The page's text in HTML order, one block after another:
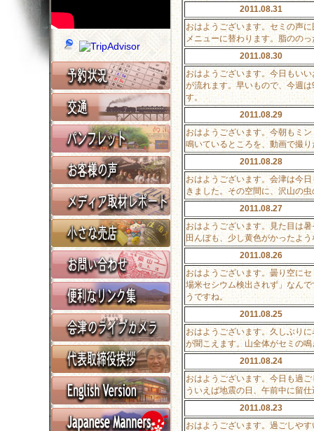
2011.08.31
おはようございます。セミの声
メニューに替わります。脂のの
2011.08.30
おはようございます。今日もい
が流れます。早いもので、今週
す。
2011.08.29
おはようございます。今朝もミ
鳴いているところを、動画で撮
2011.08.28
おはようございます。会津は今
きました。その空間に、沢山の
2011.08.27
おはようございます。見た目は
田んぼも、少し黄色がかったよ
2011.08.26
おはようございます。曇り空に
場米セシウム検出されず」なん
うですね。
2011.08.25
おはようございます。久しぶり
が聞こえます。山全体がセミの
2011.08.24
おはようございます。今日も過
ういえば地震の日、午前中に留
2011.08.23
おはようございます。過ごしや